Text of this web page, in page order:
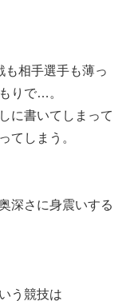
も相手選手も薄っ
りで…。
に書いてしまって
てしまう。
深さに身震いする
う競技は